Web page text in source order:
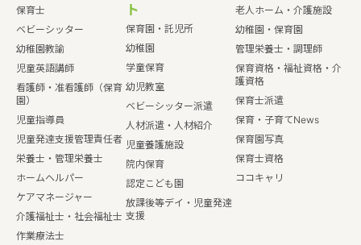
保育士
ベビーシッター
幼稚園教諭
児童英語講師
看護師・准看護師（保育
園）
児童指導員
児童発達支援管理責任者
栄養士・管理栄養士
ホームヘルパー
ケアマネージャー
介護福祉士・社会福祉士
作業療法士
ト
保育園・託児所
幼稚園
学童保育
幼児教室
ベビーシッター派遣
人材派遣・人材紹介
児童養護施設
院内保育
認定こども園
放課後等デイ・児童発達
支援
老人ホーム・介護施設
幼稚園・保育園
管理栄養士・調理師
保育資格・福祉資格・介
護資格
保育士派遣
保育・子育てNews
保育園写真
保育士資格
ココキャリ